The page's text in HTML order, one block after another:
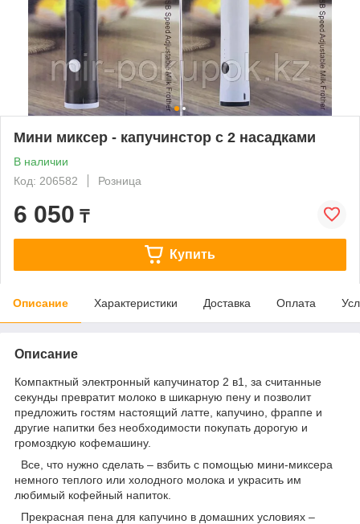
Мини миксер - капучинстор с 2 насадками
В наличии
Код: 206582
Розница
6 050 ₸
Купить
Описание Характеристики Доставка Оплата
Описание
Компактный электронный капучинатор 2 в1, за считанные
секунды превратит молоко в шикарную пену и позволит
предложить гостям настоящий латте, капучино, фраппе и
другие напитки без необходимости покупать дорогую и
громоздкую кофемашину.
Все, что нужно сделать – взбить с помощью мини-миксера
немного теплого или холодного молока и украсить им
любимый кофейный напиток.
Прекрасная пена для капучино в домашних условиях –